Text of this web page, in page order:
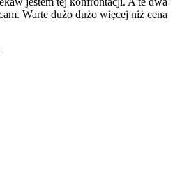
Warte dużo dużo więcej niż cena